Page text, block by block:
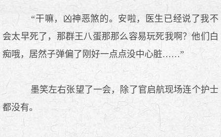
“干嘛，凶神恶煞的。安啦，医生已经说了我不
会太早死了，那群王八蛋那那么容易玩死我啊？他们白
痴哦，居然子弹偏了刚好一点点没中心脏……”
墨笑左右张望了一会，除了官启航现场连个护士
都没有。